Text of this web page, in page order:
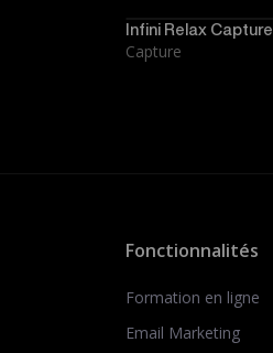
Infini Relax Capture
Capture
Fonctionnalités
Formation en ligne
Email Marketing